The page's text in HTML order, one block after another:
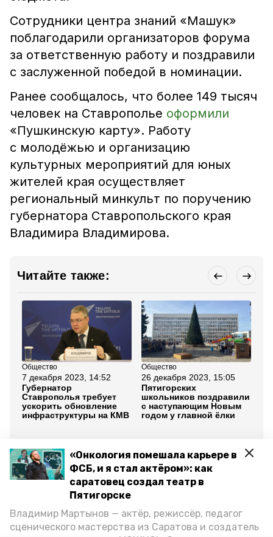
«Онкология помешала карьере в
ФСБ, и я стал актёром»: как
саратовец создал театр в
Пятигорске
Владимир Мартынов — актёр, режиссёр, педагог
сценического мастерства из Саратова и создатель
Сотрудники центра знаний «Машук»
поблагодарили организаторов форума
за ответственную работу и поздравили
с заслуженной победой в номинации.
Ранее сообщалось, что более 149 тысяч
человек на Ставрополье оформили
«Пушкинскую карту». Работу
с молодёжью и организацию
культурных мероприятий для юных
жителей края осуществляет
региональный минкульт по поручению
губернатора Ставропольского края
Владимира Владимирова.
Читайте также:
Общество
7 декабря 2023, 14:52
Губернатор
Ставрополья требует
ускорить обновление
инфраструктуры на КМВ
Общество
26 декабря 2023, 15:05
Пятигорских
школьников поздравили
с наступающим Новым
годом у главной ёлки
Все новости
форум машук
центр знаний машук минобр края